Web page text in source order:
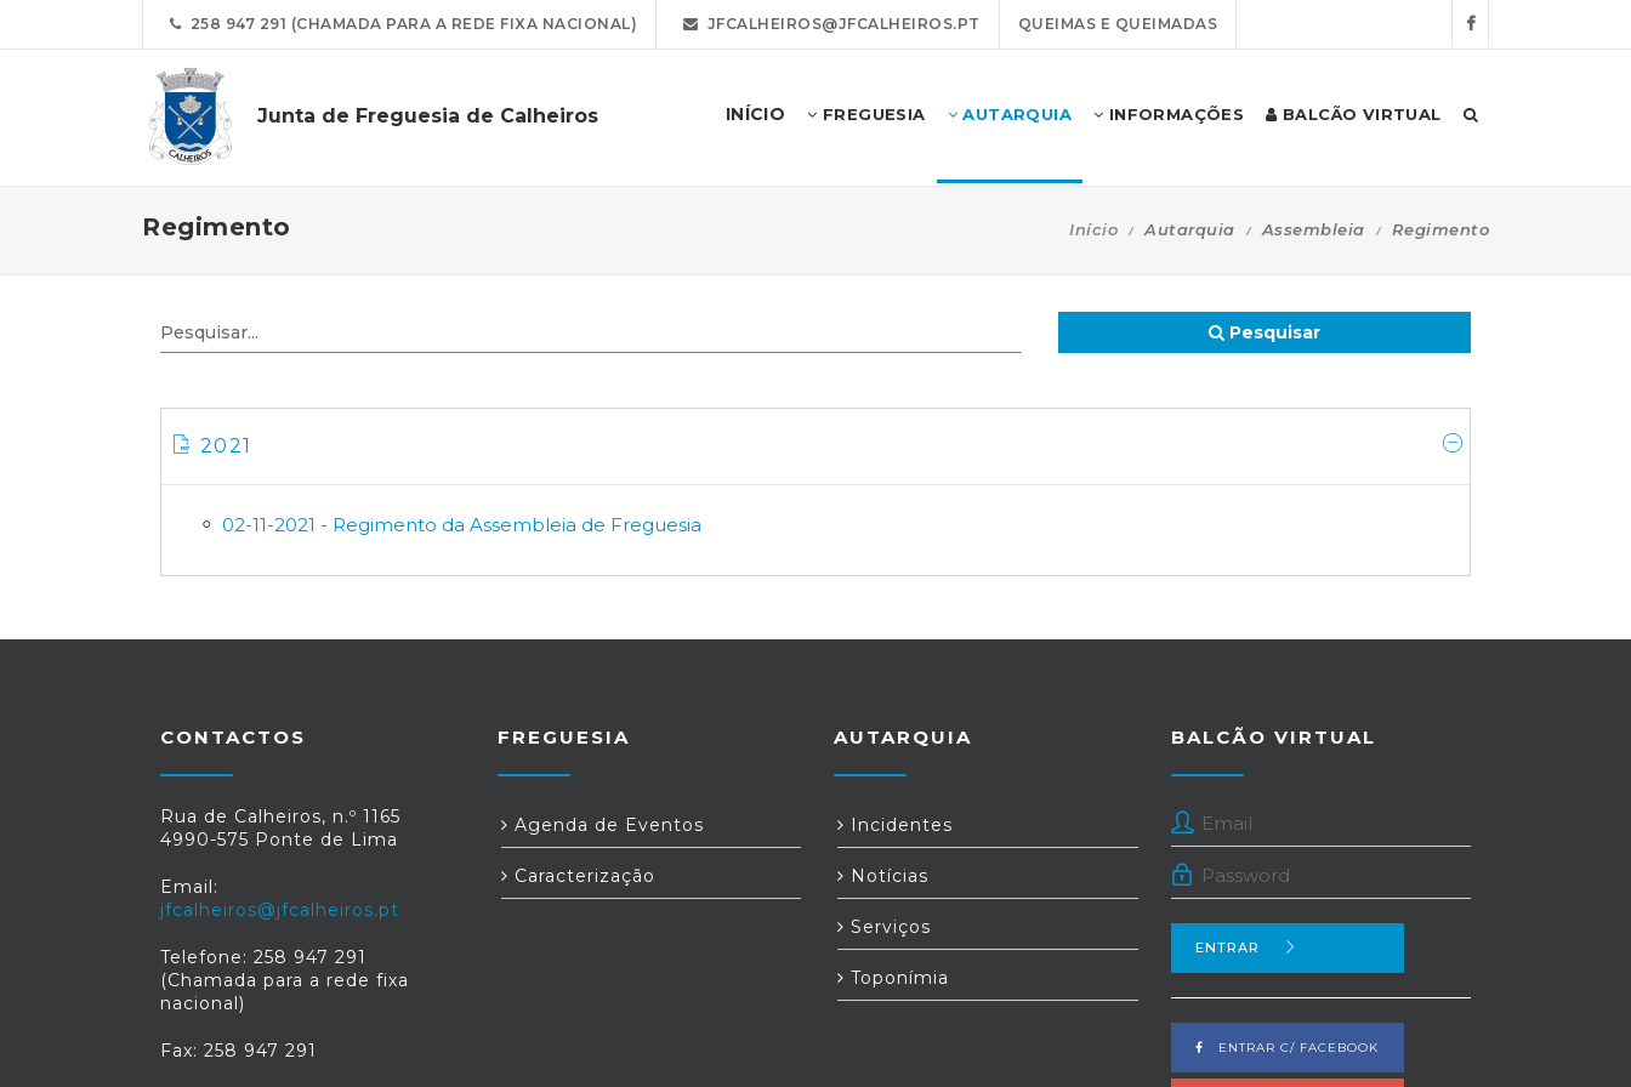
258 947 291 (CHAMADA PARA A REDE FIXA NACIONAL) JFCALHEIROS@JFCALHEIROS.PT QUEIMAS E QUEIMADAS
Junta de Freguesia de Calheiros INÍCIO FREGUESIA AUTARQUIA INFORMAÇÕES BALCÃO VIRTUAL
Regimento Início Autarquia Assembleia Regimento
Pesquisar
2021
02-11-2021 - Regimento da Assembleia de Freguesia
CONTACTOS
Rua de Calheiros, n.º 1165
4990-575 Ponte de Lima
Email:
jfcalheiros@jfcalheiros.pt
Telefone: 258 947 291
(Chamada para a rede fixa
nacional)
Fax: 258 947 291
FREGUESIA
Agenda de Eventos
Caracterização
AUTARQUIA
Incidentes
Notícias
Serviços
Toponímia
BALCÃO VIRTUAL
ENTRAR
ENTRAR C/ FACEBOOK